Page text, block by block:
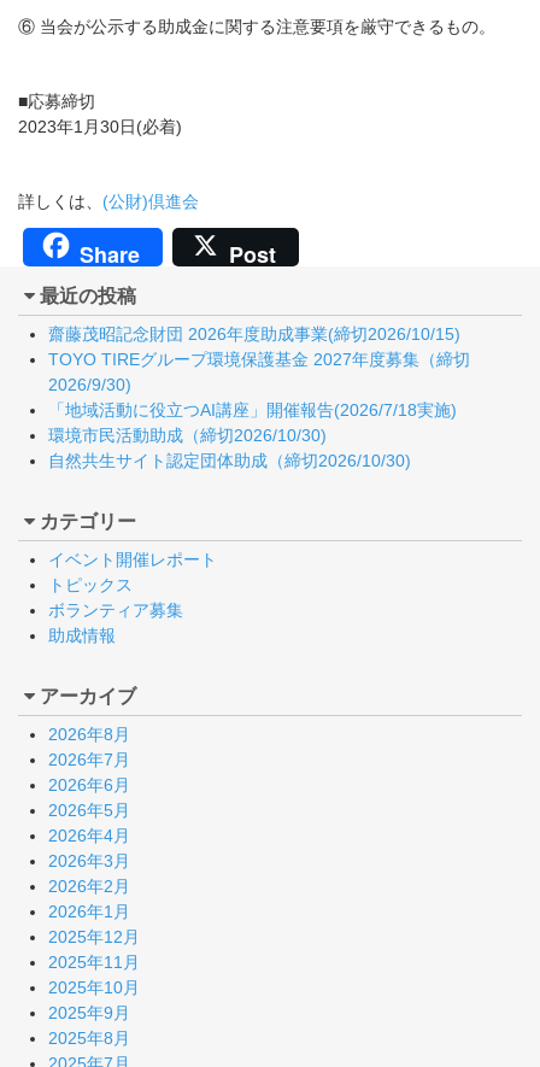
⑥ 当会が公示する助成金に関する注意要項を厳守できるもの。
■応募締切
2023年1月30日(必着)
詳しくは、 (公財)倶進会
Share Post
最近の投稿
齋藤茂昭記念財団 2026年度助成事業(締切2026/10/15)
TOYO TIREグループ環境保護基金 2027年度募集（締切
2026/9/30)
「地域活動に役立つAI講座」開催報告(2026/7/18実施)
環境市民活動助成（締切2026/10/30)
自然共生サイト認定団体助成（締切2026/10/30)
カテゴリー
イベント開催レポート
トピックス
ボランティア募集
助成情報
アーカイブ
2026年8月
2026年7月
2026年6月
2026年5月
2026年4月
2026年3月
2026年2月
2026年1月
2025年12月
2025年11月
2025年10月
2025年9月
2025年8月